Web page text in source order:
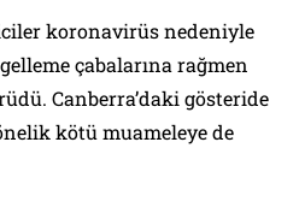
koronavirüs nedeniyle
çabalarına rağmen
Canberra’daki gösteride
kötü muameleye de